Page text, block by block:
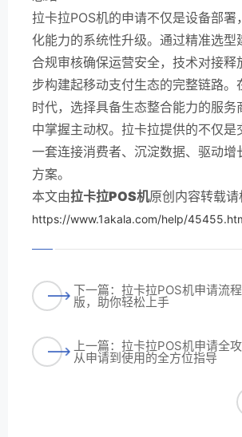
拉卡拉POS机的申请不仅是设备部署
化能力的系统性升级。通过精准选型
合规审核确保运营安全，技术对接释
步构建起移动支付生态的完整链路。
时代，选择具备生态整合能力的服务
中掌握主动权。拉卡拉提供的不仅是
一套连接消费者、沉淀数据、驱动增
方案。
本文由拉卡拉POS机原创内容转载请
https://www.1akala.com/help/
下一篇：拉卡拉POS机申请流
版，助你轻松上手
上一篇：拉卡拉POS机申请全攻
从申请到使用的全方位指导